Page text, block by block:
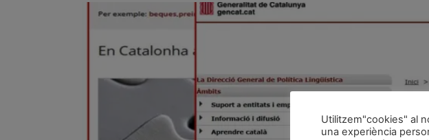
Utilitzem"cookies" al
una experiència